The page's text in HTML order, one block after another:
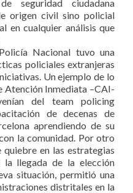
seguridad ciudadana
origen civil sino policial
en cualquier análisis que
Nacional tuvo una
policiales extranjeras
Un ejemplo de lo
Atención Inmediata –CAI-
del team policing
de decenas de
aprendiendo de su
la comunidad. Por otro
en las estrategias
la llegada de la elección
situación, permitió una
distritales en la